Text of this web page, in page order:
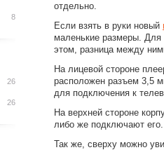
отдельно.
Если взять в руки новый
маленькие размеры. Для
этом, разница между
На лицевой стороне
расположен разъем 3,5
для подключения к
На верхней стороне
либо же подключают
Так же, сверху можно
8
26
26